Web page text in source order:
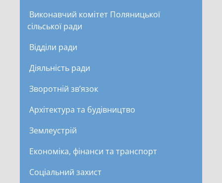
Виконавчий комітет Поляницької
сільської ради
Відділи ради
Діяльність ради
Зворотній зв’язок
Архітектура та будівництво
Землеустрій
Економіка, фінанси та транспорт
Соціальний захист